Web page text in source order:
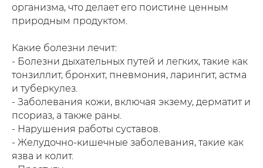
организма, что делает его поистине ценным
природным продуктом.
Какие болезни лечит:
- Болезни дыхательных путей и легких, такие как
тонзиллит, бронхит, пневмония, ларингит, астма
и туберкулез.
- Заболевания кожи, включая экзему, дерматит и
псориаз, а также раны.
- Нарушения работы суставов.
- Желудочно-кишечные заболевания, такие как
язва и колит.